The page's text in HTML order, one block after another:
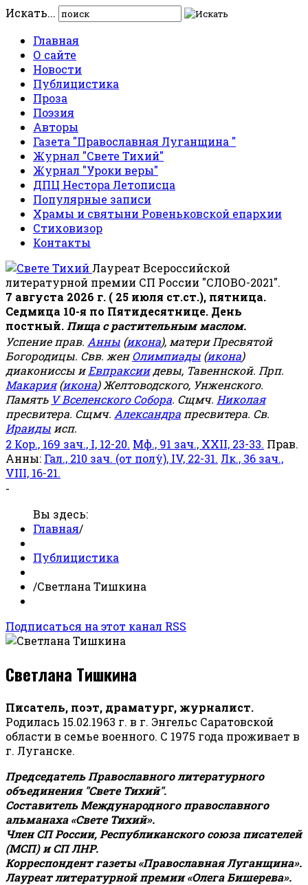
Искать...
Главная
О сайте
Новости
Публицистика
Проза
Поэзия
Авторы
Газета "Православная Луганщина "
Журнал "Свете Тихий"
Журнал "Уроки веры"
ДПЦ Нестора Летописца
Популярные записи
Храмы и святыни Ровеньковской епархии
Стиховизор
Контакты
Лауреат Всероссийской
литературной премии СП России "СЛОВО-2021".
7 августа 2026 г. ( 25 июля ст.ст.), пятница.
Седмица 10-я по Пятидесятнице. День
постный. Пища с растительным маслом.
Успение прав. Анны (икона), матери Пресвятой
Богородицы. Свв. женОлимпиады (икона)
диакониссы иЕвпраксиидевы, Тавеннской. Прп.
Макария(икона) Желтоводского, Унженского.
Память V Вселенского Собора. Сщмч. Николая
пресвитера. Сщмч. Александра пресвитера. Св.
Ираиды исп.
2 Кор., 169 зач., I, 12-20. Мф., 91 зач., XXII, 23-33. Прав.
Анны: Гал., 210 зач. (от полу́), IV, 22-31. Лк., 36 зач.,
VIII, 16-21.
-
Вы здесь:
Главная/
Публицистика
/Светлана Тишкина
Подписаться на этот канал RSS
Светлана Тишкина
Писатель, поэт, драматург, журналист.
Родилась 15.02.1963 г. в г. Энгельс Саратовской
области в семье военного. С 1975 года проживает в
г. Луганске.
Председатель Православного литературного
объединения "Свете Тихий".
Составитель Международного православного
альманаха «Свете Тихий».
Член СП России, Республиканского союза писателей
(МСП) и СП ЛНР.
Корреспондент газеты «Православная Луганщина».
Лауреат литературной премии «Олега Бишерева».